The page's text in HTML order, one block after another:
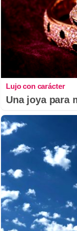
Lujo con carácter
Una joya para